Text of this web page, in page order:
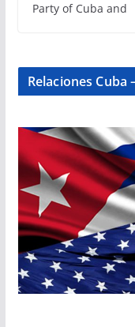
Party of Cuba and
Relaciones Cuba